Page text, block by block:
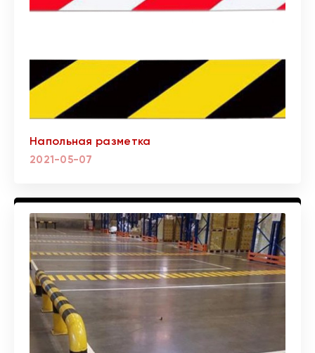
Напольная разметка
2021-05-07